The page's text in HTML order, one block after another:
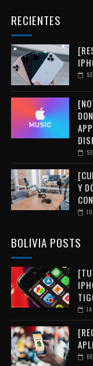
RECIENTES
Y
BOLIVIA POSTS